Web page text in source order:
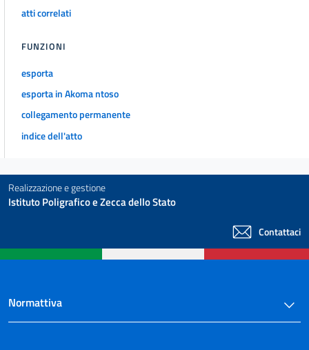
atti correlati
FUNZIONI
esporta
esporta in Akoma ntoso
collegamento permanente
indice dell'atto
Realizzazione e gestione
Istituto Poligrafico e Zecca dello Stato
Contattaci
Normattiva